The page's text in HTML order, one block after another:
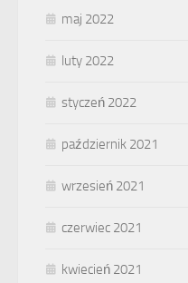
maj 2022
luty 2022
styczeń 2022
październik 2021
wrzesień 2021
czerwiec 2021
kwiecień 2021